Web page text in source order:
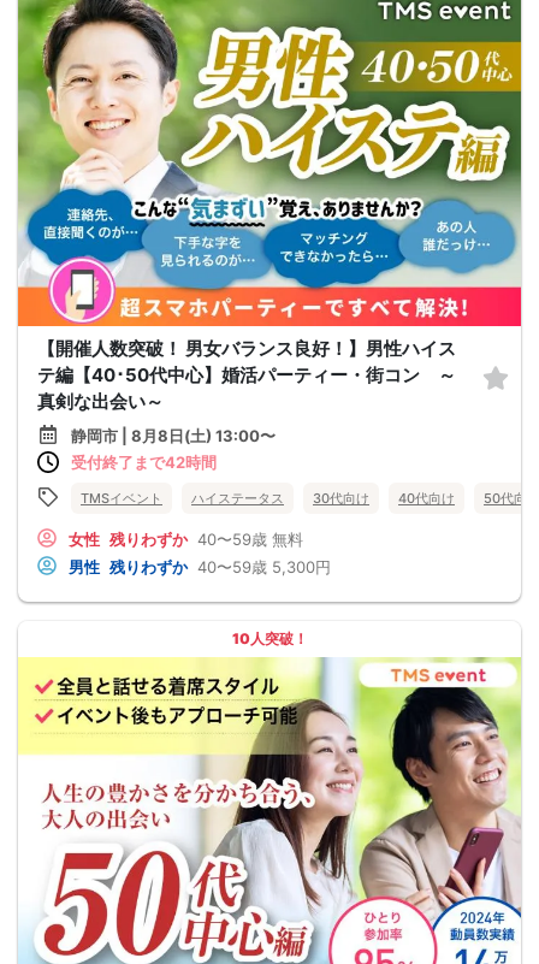
【開催人数突破！ 男女バランス良好！】男性ハイス
テ編【40･50代中心】婚活パーティー・街コン ～
真剣な出会い～
静岡市 | 8月8日(土) 13:00〜
受付終了まで42時間
TMSイベント ハイステータス 30代向け 40代向け 50代向け
女性 残りわずか 40〜59歳 無料
男性 残りわずか 40〜59歳 5,300円
10人突破！